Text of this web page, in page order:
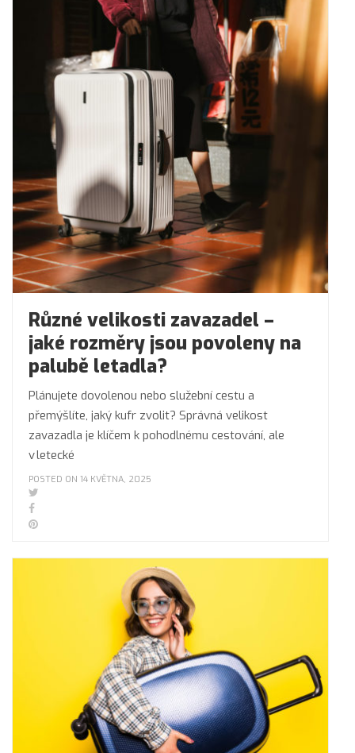
Různé velikosti zavazadel –
jaké rozměry jsou povoleny na
palubě letadla?
Plánujete dovolenou nebo služební cestu a
přemýšlíte, jaký kufr zvolit? Správná velikost
zavazadla je klíčem k pohodlnému cestování, ale
v letecké
POSTED ON 14 KVĚTNA, 2025